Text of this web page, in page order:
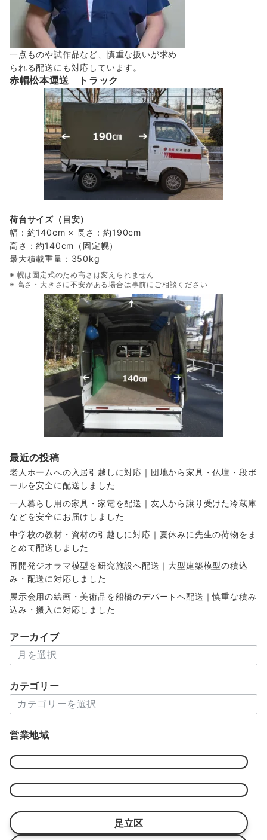
一点ものや試作品など、慎重な扱いが求め
られる配送にも対応しています。
赤帽松本運送 トラック
荷台サイズ（目安）
幅：約140cm × 長さ：約190cm
高さ：約140cm（固定幌）
最大積載重量：350kg
※ 幌は固定式のため高さは変えられません
※ 高さ・大きさに不安がある場合は事前にご相談ください
最近の投稿
老人ホームへの入居引越しに対応｜団地から家具・仏壇・段ボ
ールを安全に配送しました
一人暮らし用の家具・家電を配送｜友人から譲り受けた冷蔵庫
などを安全にお届けしました
中学校の教材・資材の引越しに対応｜夏休みに先生の荷物をま
とめて配送しました
再開発ジオラマ模型を研究施設へ配送｜大型建築模型の積込
み・配送に対応しました
展示会用の絵画・美術品を船橋のデパートへ配送｜慎重な積み
込み・搬入に対応しました
アーカイブ
ー
イ
カテゴリー
テ
リ
営業地域
足立区